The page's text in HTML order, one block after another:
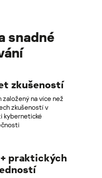
snadné
zkušeností
založený na více než
zkušeností v
kybernetické
praktických